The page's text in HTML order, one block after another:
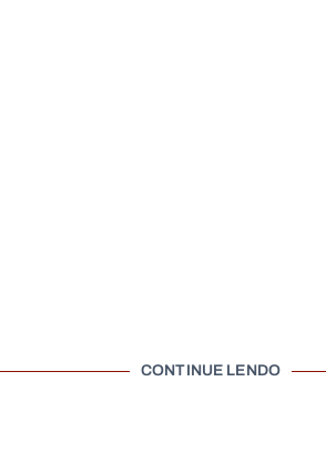
CONTINUE LENDO